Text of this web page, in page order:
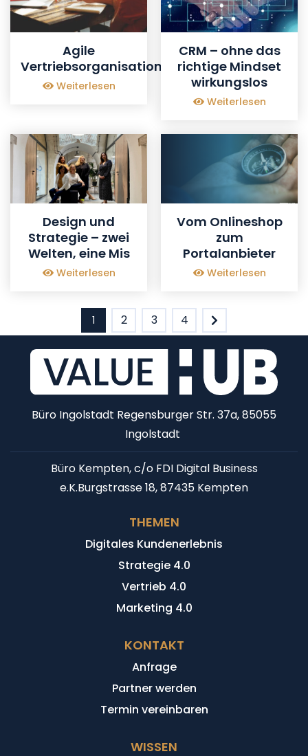
Agile
Vertriebsorganisation
Weiterlesen
CRM – ohne das
richtige Mindset
wirkungslos
Weiterlesen
Design und
Strategie – zwei
Welten, eine Mis
Weiterlesen
Vom Onlineshop
zum
Portalanbieter
Weiterlesen
1 2 3 4
Büro Ingolstadt Regensburger Str. 37a, 85055
Ingolstadt
Büro Kempten, c/o FDI Digital Business
e.K.Burgstrasse 18, 87435 Kempten
THEMEN
Digitales Kundenerlebnis
Strategie 4.0
Vertrieb 4.0
Marketing 4.0
KONTAKT
Anfrage
Partner werden
Termin vereinbaren
WISSEN